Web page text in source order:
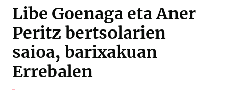
Libe Goenaga eta Aner
Peritz bertsolarien
saioa, barixakuan
Errebalen